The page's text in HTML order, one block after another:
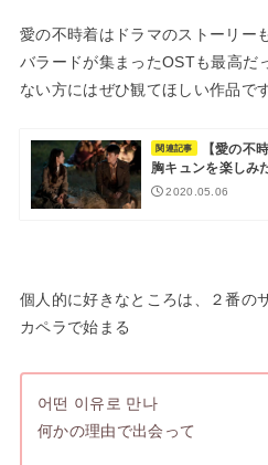
愛の不時着はドラマのストーリー
バラードが集まったOSTも最高だ
ない方にはぜひ観てほしい作品で
関連記事
【愛の不
胸キュンを楽しみ
2020.05.06
個人的に好きなところは、２番の
カペラで始まる
어떤 이유로 만나
何かの理由で出会って